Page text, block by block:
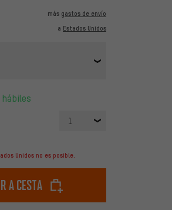
más gastos de envío
a Estados Unidos
hábiles
1
Unidos no es posible.
a cesta